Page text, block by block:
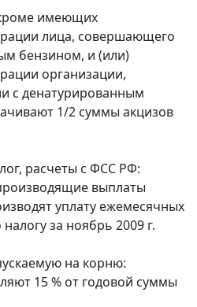
имеющих
лица, совершающего
бензином, и (или)
организации,
с денатурированным
1/2 суммы акцизов
расчеты с ФСС РФ:
выплаты
уплату ежемесячных
за ноябрь 2009 г.
на корню:
15 % от годовой суммы